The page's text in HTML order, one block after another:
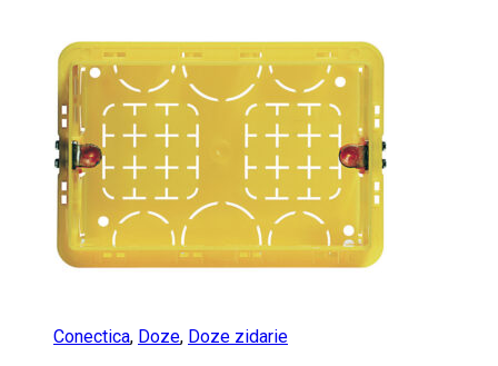
Conectica, Doze, Doze zidarie